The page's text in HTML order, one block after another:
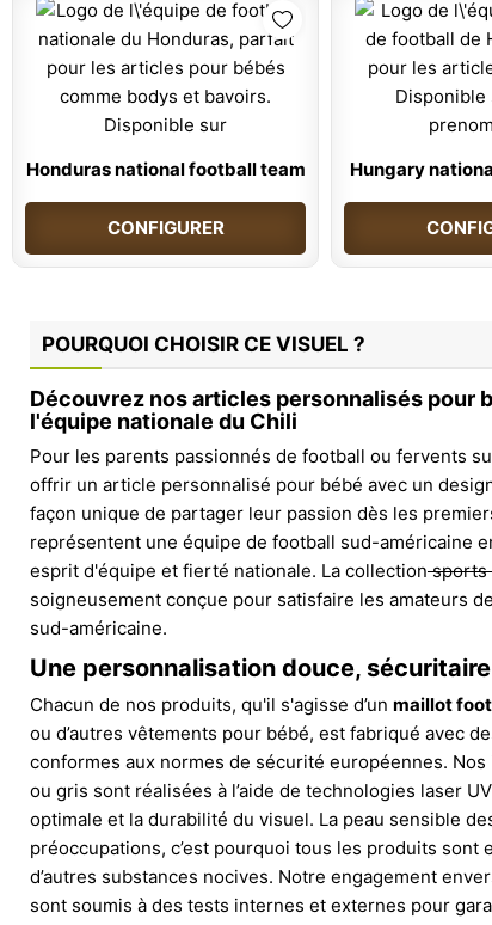
Honduras national football team
CONFIGURER
Hungary
POURQUOI CHOISIR CE VISUEL ?
Découvrez nos articles personnalisés pour
l'équipe nationale du Chili
Pour les parents passionnés de football ou fervents
offrir un article personnalisé pour bébé avec un
façon unique de partager leur passion dès les
représentent une équipe de football sud-américaine
esprit d'équipe et fierté nationale. La collectionsports
soigneusement conçue pour satisfaire les amateurs
sud-américaine.
Une personnalisation douce,
Chacun de nos produits, qu'il s'agisse d’un maillot
ou d’autres vêtements pour bébé, est fabriqué avec
conformes aux normes de sécurité européennes.
ou gris sont réalisées à l’aide de technologies laser
optimale et la durabilité du visuel. La peau sensible
préoccupations, c’est pourquoi tous les produits sont
d’autres substances nocives. Notre engagement
sont soumis à des tests internes et externes pour